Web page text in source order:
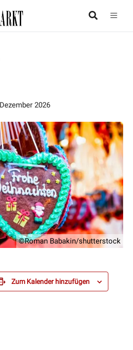
2026
©Roman Babakin/shutterstock
Zum Kalender hinzufügen